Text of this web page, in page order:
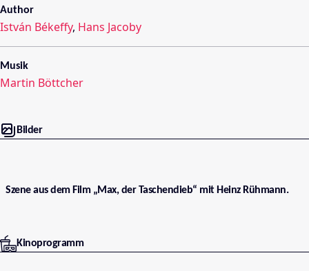
Author
István Békeffy, Hans Jacoby
Musik
Martin Böttcher
Bilder
Szene aus dem Film „Max, der Taschendieb“ mit Heinz Rühmann.
Kinoprogramm